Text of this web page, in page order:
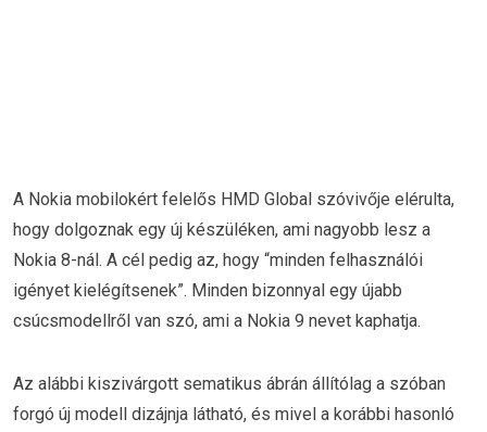
A Nokia mobilokért felelős HMD Global szóvivője elérulta,
hogy dolgoznak egy új készüléken, ami nagyobb lesz a
Nokia 8-nál. A cél pedig az, hogy “minden felhasználói
igényet kielégítsenek”. Minden bizonnyal egy újabb
csúcsmodellről van szó, ami a Nokia 9 nevet kaphatja.
Az alábbi kiszivárgott sematikus ábrán állítólag a szóban
forgó új modell dizájnja látható, és mivel a korábbi hasonló